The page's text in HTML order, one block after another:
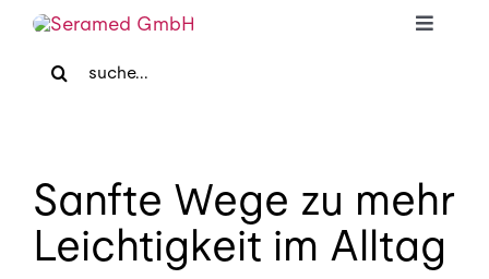
Skip
content
Toggle
Für Patienten
Für Zuweiser
for:
Sanfte Wege zu mehr
Leichtigkeit im Alltag